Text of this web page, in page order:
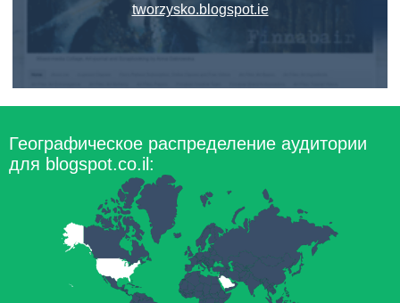
tworzysko.blogspot.ie
Географическое распределение аудитории
для blogspot.co.il: